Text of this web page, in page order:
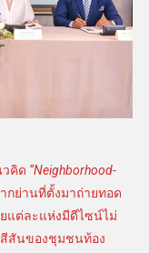
วคิด “Neighborhood-
กย่านที่ตั้งมาถ่ายทอด
แต่ละแห่งมีดีไซน์ไม่
สันของชุมชนท้อง